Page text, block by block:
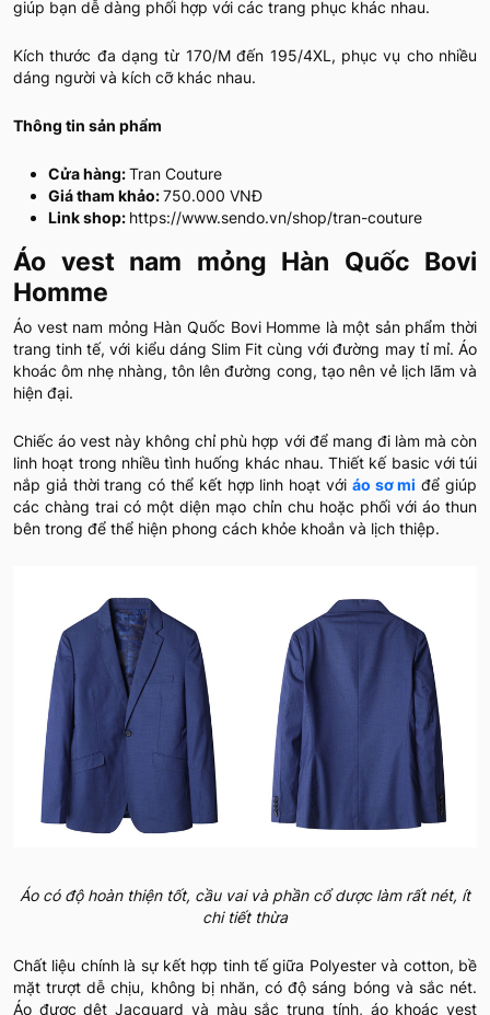
giúp bạn dễ dàng phối hợp với các trang phục khác nhau.
Kích thước đa dạng từ 170/M đến 195/4XL, phục vụ cho nhiều
dáng người và kích cỡ khác nhau.
Thông tin sản phẩm
Cửa hàng:Tran Couture
Giá tham khảo:750.000 VNĐ
Link shop: https://www.sendo.vn/shop/tran-couture
Áo vest nam mỏng Hàn Quốc Bovi
Homme
Áo vest nam mỏng Hàn Quốc Bovi Homme là một sản phẩm thời
trang tinh tế, với kiểu dáng Slim Fit cùng với đường may tỉ mỉ. Áo
khoác ôm nhẹ nhàng, tôn lên đường cong, tạo nên vẻ lịch lãm và
hiện đại.
Chiếc áo vest này không chỉ phù hợp với để mang đi làm mà còn
linh hoạt trong nhiều tình huống khác nhau. Thiết kế basic với túi
nắp giả thời trang có thể kết hợp linh hoạt với áo sơ mi để giúp
các chàng trai có một diện mạo chỉn chu hoặc phối với áo thun
bên trong để thể hiện phong cách khỏe khoắn và lịch thiệp.
Áo có độ hoàn thiện tốt, cầu vai và phần cổ dược làm rất nét, ít
chi tiết thừa
Chất liệu chính là sự kết hợp tinh tế giữa Polyester và cotton, bề
mặt trượt dễ chịu, không bị nhăn, có độ sáng bóng và sắc nét.
Áo được dệt Jacquard và màu sắc trung tính, áo khoác vest